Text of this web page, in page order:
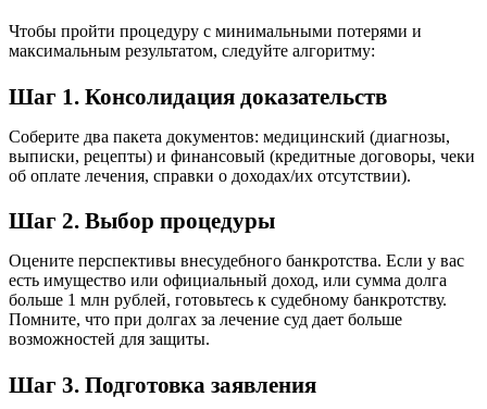
Чтобы пройти процедуру с минимальными потерями и
максимальным результатом, следуйте алгоритму:
Шаг 1. Консолидация доказательств
Соберите два пакета документов: медицинский (диагнозы,
выписки, рецепты) и финансовый (кредитные договоры, чеки
об оплате лечения, справки о доходах/их отсутствии).
Шаг 2. Выбор процедуры
Оцените перспективы внесудебного банкротства. Если у вас
есть имущество или официальный доход, или сумма долга
больше 1 млн рублей, готовьтесь к судебному банкротству.
Помните, что при долгах за лечение суд дает больше
возможностей для защиты.
Шаг 3. Подготовка заявления